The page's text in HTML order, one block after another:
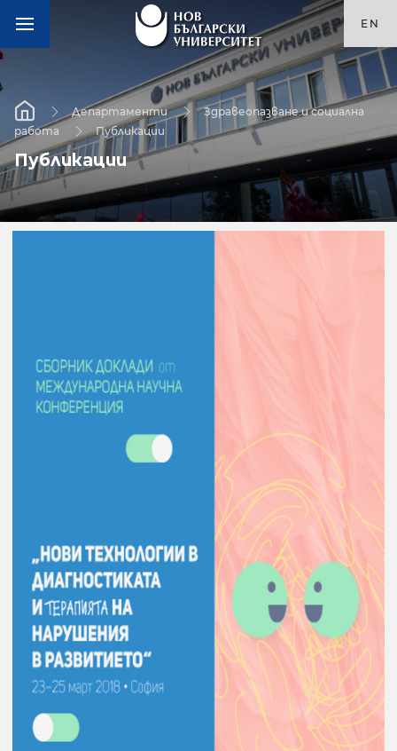
EN
Департаменти
Здравеопазване и социална
работа
Публикации
Публикации